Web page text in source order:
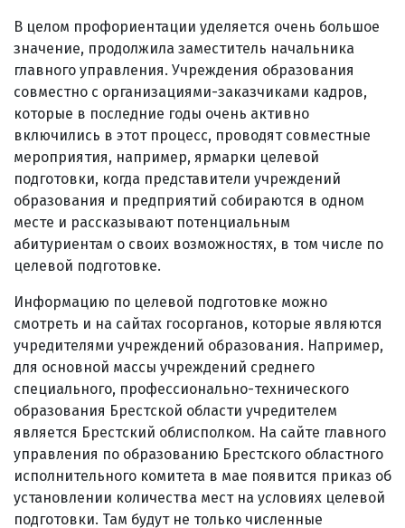
В целом профориентации уделяется очень большое
значение, продолжила заместитель начальника
главного управления. Учреждения образования
совместно с организациями-заказчиками кадров,
которые в последние годы очень активно
включились в этот процесс, проводят совместные
мероприятия, например, ярмарки целевой
подготовки, когда представители учреждений
образования и предприятий собираются в одном
месте и рассказывают потенциальным
абитуриентам о своих возможностях, в том числе по
целевой подготовке.
Информацию по целевой подготовке можно
смотреть и на сайтах госорганов, которые являются
учредителями учреждений образования. Например,
для основной массы учреждений среднего
специального, профессионально-технического
образования Брестской области учредителем
является Брестский облисполком. На сайте главного
управления по образованию Брестского областного
исполнительного комитета в мае появится приказ об
установлении количества мест на условиях целевой
подготовки. Там будут не только численные